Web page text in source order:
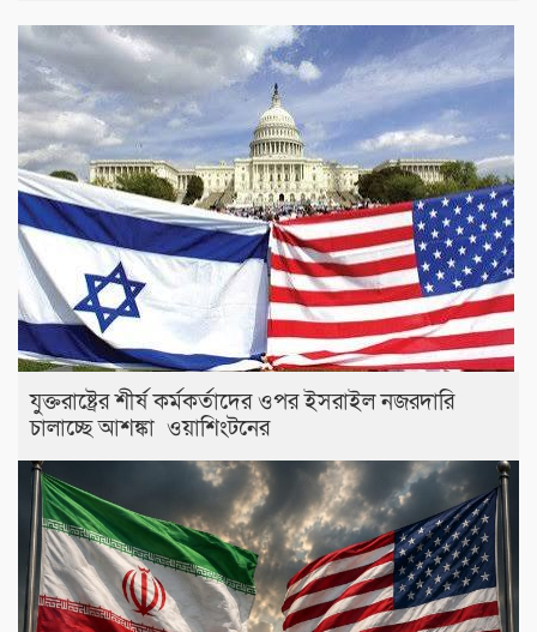
যুক্তরাষ্ট্রের শীর্ষ কর্মকর্তাদের ওপর ইসরাইল নজরদারি
চালাচ্ছে আশঙ্কা ওয়াশিংটনের